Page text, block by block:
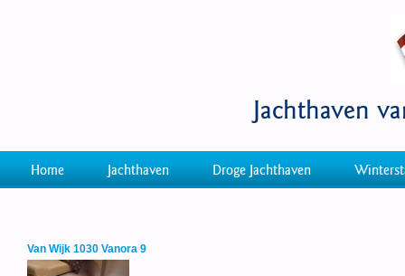
Jachthaven
Home Jachthaven Droge Jachthaven
Van Wijk 1030 Vanora 9